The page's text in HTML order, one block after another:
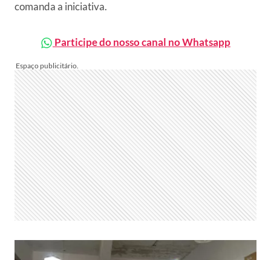
comanda a iniciativa.
Participe do nosso canal no Whatsapp